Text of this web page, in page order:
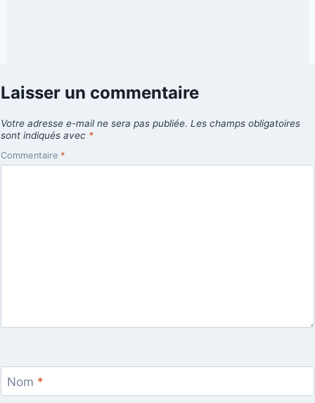
Laisser un commentaire
Votre adresse e-mail ne sera pas publiée. Les champs obligatoires
sont indiqués avec *
Commentaire *
Nom *